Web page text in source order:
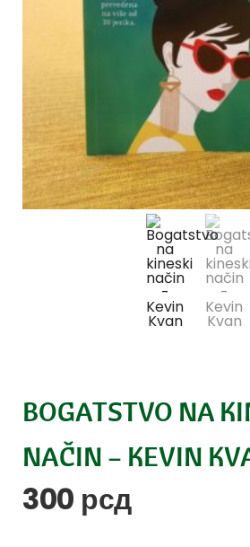
BOGATSTVO NA
NAČIN – KEVIN
300 рсд